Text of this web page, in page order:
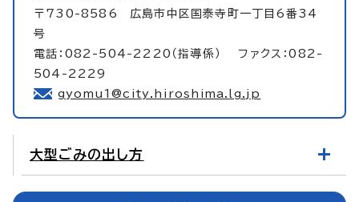
〒730-8586 広島市中区国泰寺町一丁目6番34
号
電話：082-504-2220（指導係） ファクス：082-
504-2229
gyomu1@city.hiroshima.lg.jp
大型ごみの出し方